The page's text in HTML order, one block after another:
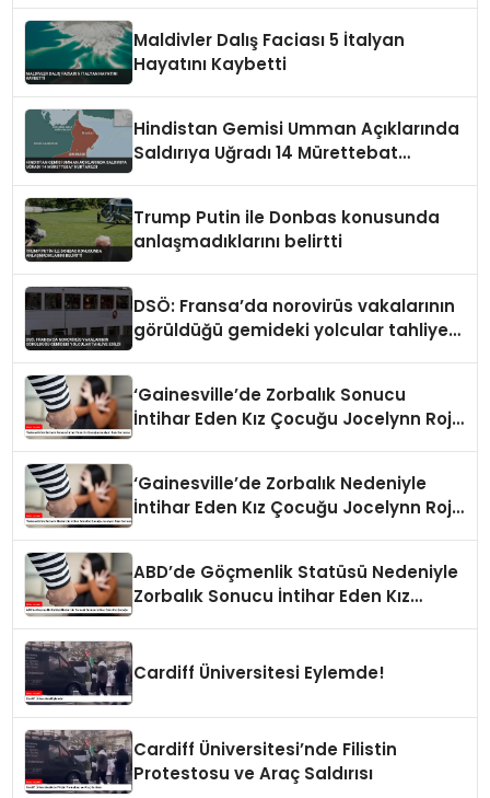
Maldivler Dalış Faciası 5 İtalyan
Hayatını Kaybetti
Hindistan Gemisi Umman Açıklarında
Saldırıya Uğradı 14 Mürettebat
Trump Putin ile Donbas konusunda
anlaşmadıklarını belirtti
DSÖ: Fransa’da norovirüs vakalarının
görüldüğü gemideki yolcular tahliye
‘Gainesville’de Zorbalık Sonucu
İntihar Eden Kız Çocuğu Jocelynn Rojo
‘Gainesville’de Zorbalık Nedeniyle
İntihar Eden Kız Çocuğu Jocelynn Rojo
ABD’de Göçmenlik Statüsü Nedeniyle
Zorbalık Sonucu İntihar Eden Kız
Cardiff Üniversitesi Eylemde!
Cardiff Üniversitesi’nde Filistin
Protestosu ve Araç Saldırısı